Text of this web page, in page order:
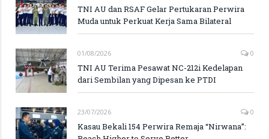
TNI AU dan RSAF Gelar Pertukaran Perwira
Muda untuk Perkuat Kerja Sama Bilateral
01/08/2026 0
TNI AU Terima Pesawat NC-212i Kedelapan
dari Sembilan yang Dipesan ke PTDI
23/07/2026 0
Kasau Bekali 154 Perwira Remaja “Nirwana”: